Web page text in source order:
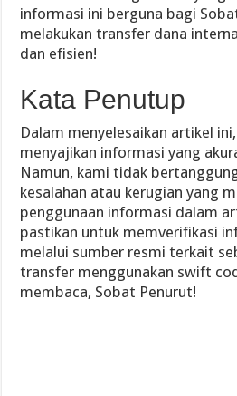
informasi ini berguna bagi
melakukan transfer dana
dan efisien!
Kata Penutup
Dalam menyelesaikan artikel
menyajikan informasi yang
Namun, kami tidak
kesalahan atau kerugian yang
penggunaan informasi dalam
pastikan untuk memverifikasi
melalui sumber resmi terkait
transfer menggunakan swift
membaca, Sobat Penurut!